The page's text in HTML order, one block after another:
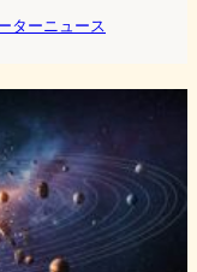
ターニュース